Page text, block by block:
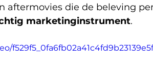
aftermovies die de beleving
marketinginstrument.